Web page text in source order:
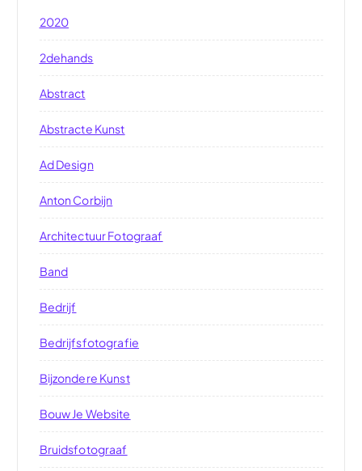
2020
2dehands
Abstract
Abstracte Kunst
Ad Design
Anton Corbijn
Architectuur Fotograaf
Band
Bedrijf
Bedrijfsfotografie
Bijzondere Kunst
Bouw Je Website
Bruidsfotograaf